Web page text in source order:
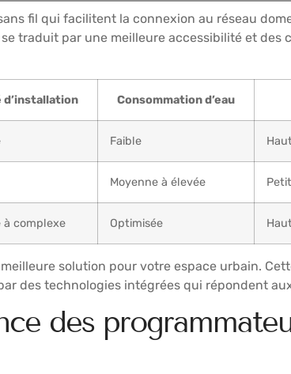
fil qui facilitent la connexion au réseau
traduit par une meilleure accessibilité et des
d’installation Consommation d’eau
Faible
Moyenne à élevée
à complexe Optimisée
solution pour votre espace urbain.
des technologies intégrées qui répondent
des